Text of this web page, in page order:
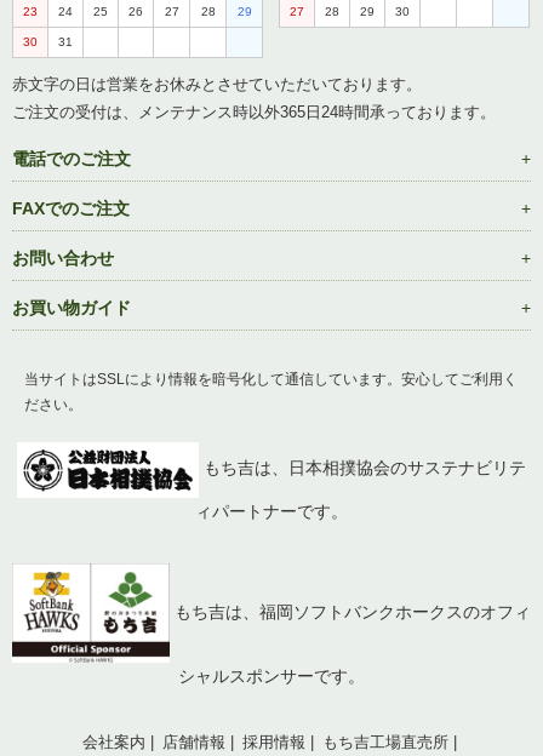
23 24 25 26 27 28 29
30 31
27 28 29 30
赤文字の日は営業をお休みとさせていただいております。
ご注文の受付は、メンテナンス時以外365日24時間承っております。
電話でのご注文
FAXでのご注文
お問い合わせ
お買い物ガイド
当サイトはSSLにより情報を暗号化して通信しています。安心してご利用く
ださい。
もち吉は、日本相撲協会のサステナビリテ
ィパートナーです。
もち吉は、福岡ソフトバンクホークスのオフィ
シャルスポンサーです。
会社案内 店舗情報 採用情報 もち吉工場直売所